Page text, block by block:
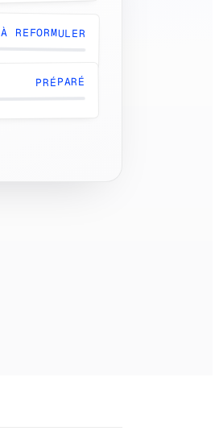
À REFORMULER
PRÉPARÉ